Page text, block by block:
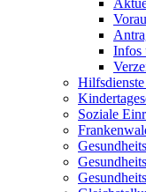
Infos
Soziale